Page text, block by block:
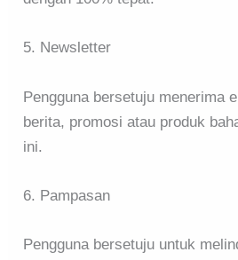
5. Newsletter
Pengguna bersetuju menerima
berita, promosi atau produk
ini.
6. Pampasan
Pengguna bersetuju untuk